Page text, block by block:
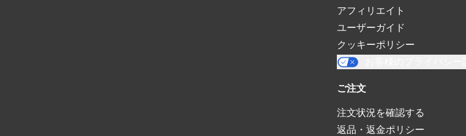
アフィリエイト
ユーザーガイド
クッキーポリシー
ご注文
注文状況を確認する
返品・返金ポリシー